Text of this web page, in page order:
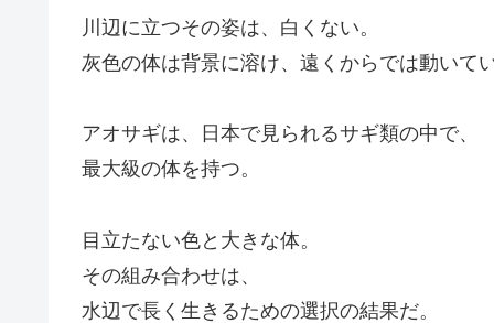
川辺に立つその姿は、白くない。
灰色の体は背景に溶け、遠くからでは動いて
アオサギは、日本で見られるサギ類の中で、
最大級の体を持つ。
目立たない色と大きな体。
その組み合わせは、
水辺で長く生きるための選択の結果だ。